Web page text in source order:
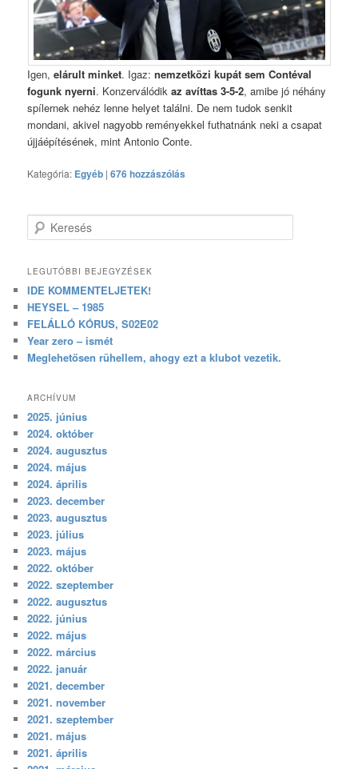
Igen,elárult minket. Igaz:nemzetközi kupát sem Contéval
fogunk nyerni. Konzerválódikaz avíttas 3-5-2, amibe jó néhány
spílernek nehéz lenne helyet találni. De nem tudok senkit
mondani, akivel nagyobb reményekkel futhatnánk neki a csapat
újjáépítésének, mint Antonio Conte.
Kategória: Egyéb |676 hozzászólás
Keresés
LEGUTÓBBI BEJEGYZÉSEK
IDE KOMMENTELJETEK!
HEYSEL – 1985
FELÁLLÓ KÓRUS, S02E02
Year zero – ismét
Meglehetősen rühellem, ahogy ezt a klubot vezetik.
ARCHÍVUM
2025. június
2024. október
2024. augusztus
2024. május
2024. április
2023. december
2023. augusztus
2023. július
2023. május
2022. október
2022. szeptember
2022. augusztus
2022. június
2022. május
2022. március
2022. január
2021. december
2021. november
2021. szeptember
2021. május
2021. április